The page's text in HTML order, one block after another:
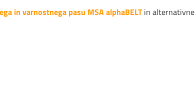
in varnostnega pasu MSA alphaBELTin alternativne